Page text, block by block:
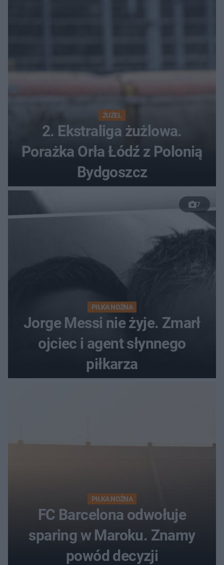
ŻUŻEL
2. Ekstraliga żużlowa.
Porażka Orła Łódź z Polonią
Bydgoszcz
7
PIŁKA NOŻNA
Jorge Messi nie żyje. Zmarł
ojciec i agent słynnego
piłkarza
PIŁKA NOŻNA
FC Barcelona odwołuje
sparing w Maroku. Znamy
powód decyzji